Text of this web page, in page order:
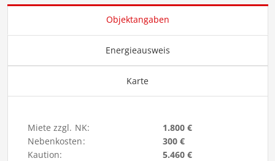
Objektangaben
Energieausweis
Karte
Miete zzgl. NK:
1.800 €
Nebenkosten:
300 €
Kaution:
5.460 €